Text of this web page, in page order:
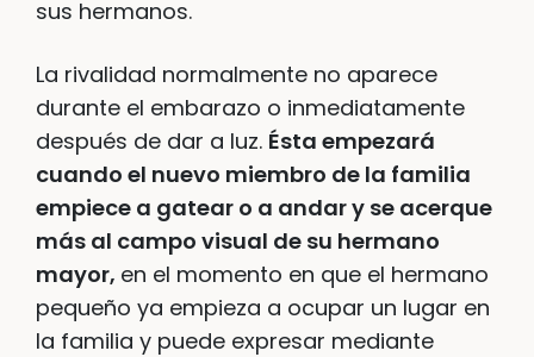
sus hermanos.
La rivalidad normalmente no aparece
durante el embarazo o inmediatamente
después de dar a luz. Ésta empezará
cuando el nuevo miembro de la familia
empiece a gatear o a andar y se acerque
más al campo visual de su hermano
mayor, en el momento en que el hermano
pequeño ya empieza a ocupar un lugar en
la familia y puede expresar mediante